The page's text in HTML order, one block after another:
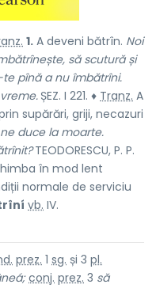
1. A deveni bătrîn. Noi
să scutură și
pînă a nu îmbătrîni.
ȘEZ. I 221. ♦ Tranz. A
supărări, griji, necazuri
duce la moarte.
TEODORESCU, P. P.
în mod lent
normale de serviciu
vb. IV.
prez. 1 sg. și 3 pl.
conj. prez. 3 să